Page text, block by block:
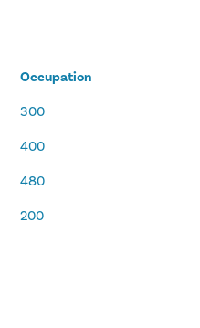
Occupation
300
400
480
200